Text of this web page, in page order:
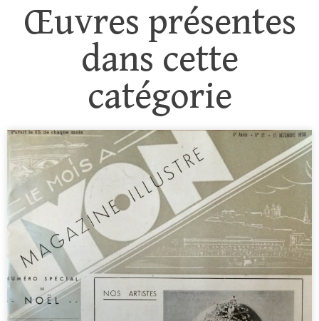
Œuvres présentes
dans cette
catégorie